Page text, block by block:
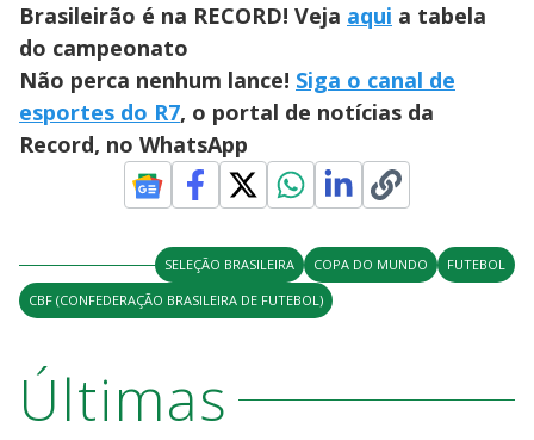
Brasileirão é na RECORD! Veja aqui a tabela
do campeonato
Não perca nenhum lance! Siga o canal de
esportes do R7, o portal de notícias da
Record, no WhatsApp
SELEÇÃO BRASILEIRA COPA DO MUNDO
FUTEBOL
CBF (CONFEDERAÇÃO BRASILEIRA DE FUTEBOL)
Últimas